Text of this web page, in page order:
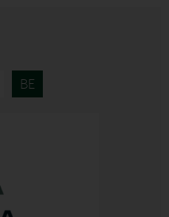
BE